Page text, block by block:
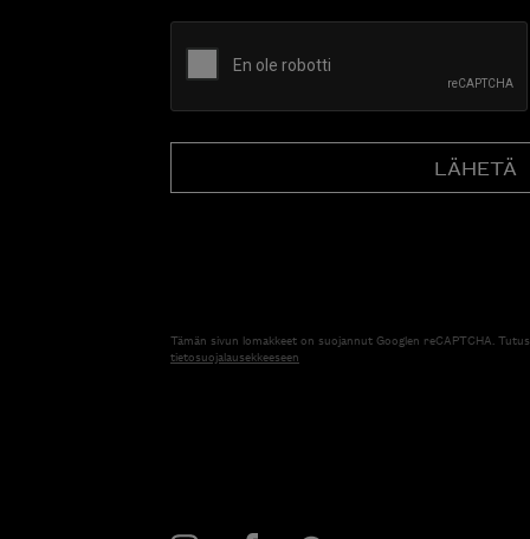
Tämän sivun lomakkeet on suojannut Googlen reCAPTCHA.
tietosuojalausekkeeseen